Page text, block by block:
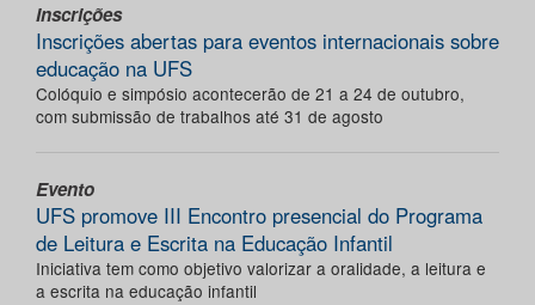
Inscrições
Inscrições abertas para eventos internacionais sobre
educação na UFS
Colóquio e simpósio acontecerão de 21 a 24 de outubro,
com submissão de trabalhos até 31 de agosto
Evento
UFS promove III Encontro presencial do Programa
de Leitura e Escrita na Educação Infantil
Iniciativa tem como objetivo valorizar a oralidade, a leitura e
a escrita na educação infantil